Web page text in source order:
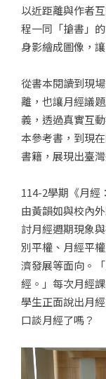
以近距離與作者
程一同「搶書」
身影繪成圖像，
從書本閱讀到現
離，也讓月經議
義，透過真實互
本參考書，到現
書籍，展現出臺
114-2學期《月經
由黃韻如與校內
討月經週期現象
別平權、月經平
濟發展等面向。
經。」每次月經
學生正面說出月
口談月經了嗎？